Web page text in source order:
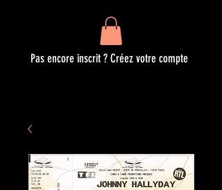
Pas encore inscrit ? Créez votre compte